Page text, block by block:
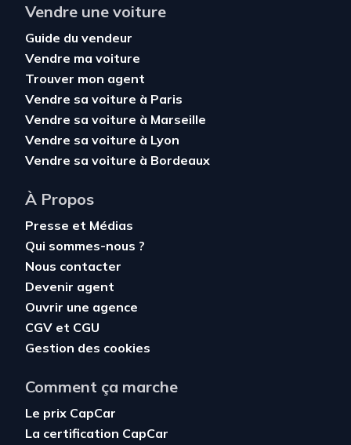
Vendre une voiture
Guide du vendeur
Vendre ma voiture
Trouver mon agent
Vendre sa voiture à Paris
Vendre sa voiture à Marseille
Vendre sa voiture à Lyon
Vendre sa voiture à Bordeaux
À Propos
Presse et Médias
Qui sommes-nous ?
Nous contacter
Devenir agent
Ouvrir une agence
CGV et CGU
Gestion des cookies
Comment ça marche
Le prix CapCar
La certification CapCar